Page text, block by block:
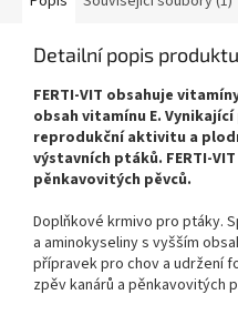
Detailní popis produktu
FERTI-VIT obsahuje
obsah vitamínu E.
reprodukční aktivitu a
výstavních ptáků. FERTI-
pěnkavovitých pěvců.
Doplňkové krmivo pro ptáky.
a aminokyseliny s vyšším
přípravek pro chov a udržení
zpěv kanárů a pěnkavovitých